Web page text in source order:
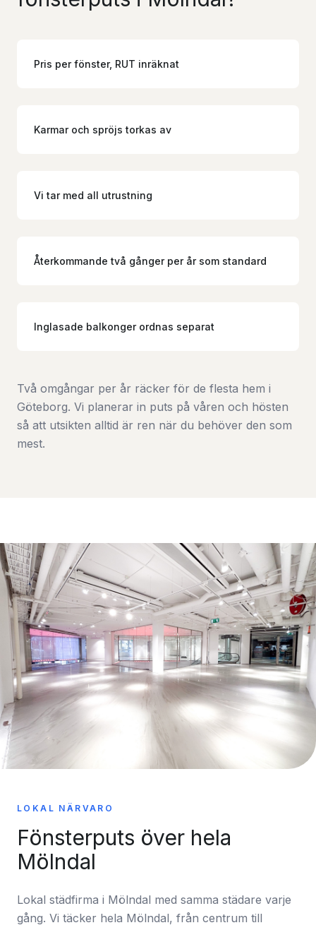
Pris per fönster, RUT inräknat
Karmar och spröjs torkas av
Vi tar med all utrustning
Återkommande två gånger per år som standard
Inglasade balkonger ordnas separat
Två omgångar per år räcker för de flesta hem i
Göteborg. Vi planerar in puts på våren och hösten
så att utsikten alltid är ren när du behöver den som
mest.
LOKAL NÄRVARO
Fönsterputs över hela
Mölndal
Lokal städfirma i Mölndal med samma städare varje
gång. Vi täcker hela Mölndal, från centrum till